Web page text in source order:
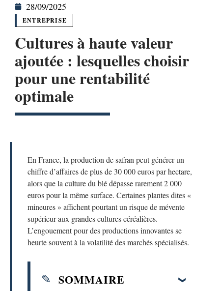
28/09/2025
ENTREPRISE
Cultures à haute valeur
ajoutée : lesquelles choisir
pour une rentabilité
optimale
En France, la production de safran peut générer un
chiffre d’affaires de plus de 30 000 euros par hectare,
alors que la culture du blé dépasse rarement 2 000
euros pour la même surface. Certaines plantes dites «
mineures » affichent pourtant un risque de mévente
supérieur aux grandes cultures céréalières.
L’engouement pour des productions innovantes se
heurte souvent à la volatilité des marchés spécialisés.
SOMMAIRE